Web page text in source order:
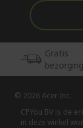
Gratis
bezorging
© 2026 Acer Inc.
CPYou BV is de
in deze winkel